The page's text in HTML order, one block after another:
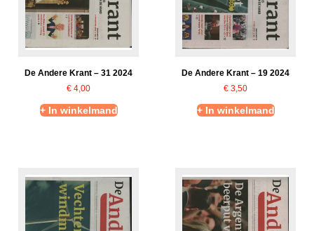
De Andere Krant – 31 2024
€ 4,00
+ In winkelmand
De Andere Krant – 19 2024
€ 3,50
+ In winkelmand